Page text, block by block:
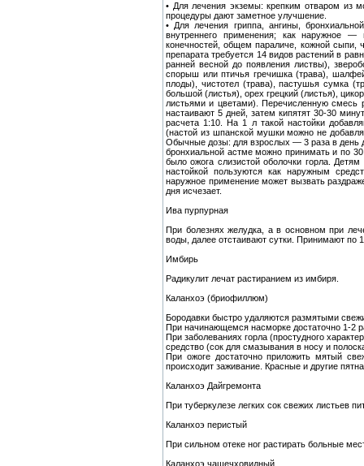
• Для лечения экземы: крепким отваром
процедуры дают заметное улучшение.
• Для лечения гриппа, ангины,
внутреннего применения; как наружное —
конечностей, общем параличе, кожной сыпи,
препарата требуется 14 видов растений в
ранней весной до появления листвы),
спорыш или птичья гречишка (трава),
плоды), чистотел (трава), пастушья сумка
большой (листья), орех грецкий (листья),
листьями и цветами). Перечисленную смесь
настаивают 5 дней, затем кипятят 30-30
расчета 1:10. На 1 л такой настойки
(настой из шпанской мушки можно не
Обычные дозы: для взрослых — 3 раза в день
бронхиальной астме можно принимать и по
было ожога слизистой оболочки горла.
настойкой пользуются как наружным
наружное применение может вызвать
дня исчезает.
Ива пурпурная
При болезнях желудка, а в основном при
воды, далее отстаивают сутки. Принимают по
Имбирь
Радикулит лечат растиранием из имбиря.
Каланхоэ (бриофиллюм)
Бородавки быстро удаляются размятыми
При начинающемся насморке достаточно 1-2
При заболеваниях горла (простудного
средство (сок для смазывания в носу и
При ожоге достаточно приложить мятый
происходит заживание. Красные и другие
Каланхоэ Дайгремонта
При туберкулезе легких сок свежих листьев
Каланхоэ перистый
При сильном отеке ног растирать больные
Каланхоэ чашечховидный